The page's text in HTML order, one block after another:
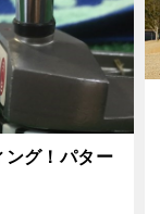
グ！パター